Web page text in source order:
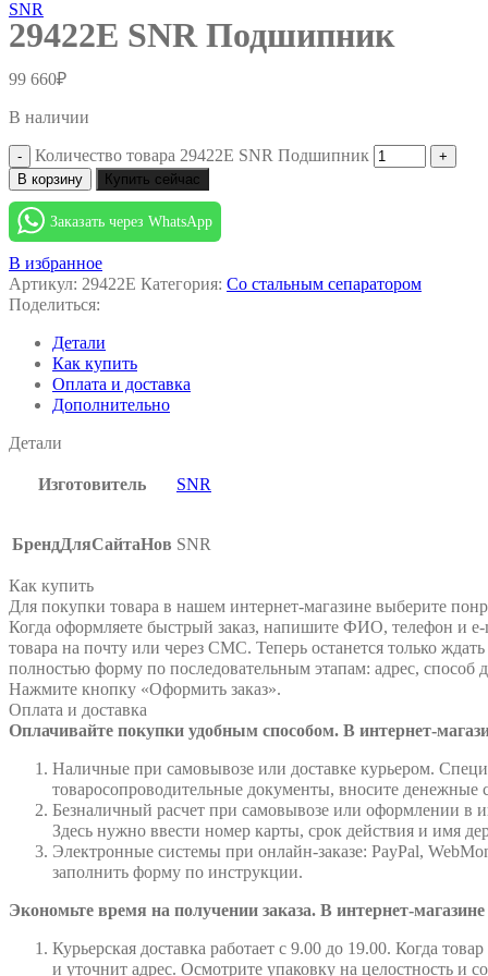
SNR
29422E SNR Подшипник
99 660₽
В наличии
Количество товара 29422E SNR Подшипник
В корзину Купить сейчас
Заказать через WhatsApp
В избранное
Артикул: 29422E Категория: Со стальным сепаратором
Поделиться:
Детали
Как купить
Оплата и доставка
Дополнительно
Детали
Изготовитель SNR
БрендДляСайтаНов SNR
Как купить
Для покупки товара в нашем интернет-магазине выберите
Когда оформляете быстрый заказ, напишите ФИО, телефон и e-
товара на почту или через СМС. Теперь останется только
полностью форму по последовательным этапам: адрес, способ
Нажмите кнопку «Оформить заказ».
Оплата и доставка
Оплачивайте покупки удобным способом. В интернет-
Наличные при самовывозе или доставке курьером.
товаросопроводительные документы, вносите денежные
Безналичный расчет при самовывозе или оформлении в
Здесь нужно ввести номер карты, срок действия и имя
Электронные системы при онлайн-заказе: PayPal,
заполнить форму по инструкции.
Экономьте время на получении заказа. В интернет-
Курьерская доставка работает с 9.00 до 19.00. Когда
и уточнит адрес. Осмотрите упаковку на целостность и